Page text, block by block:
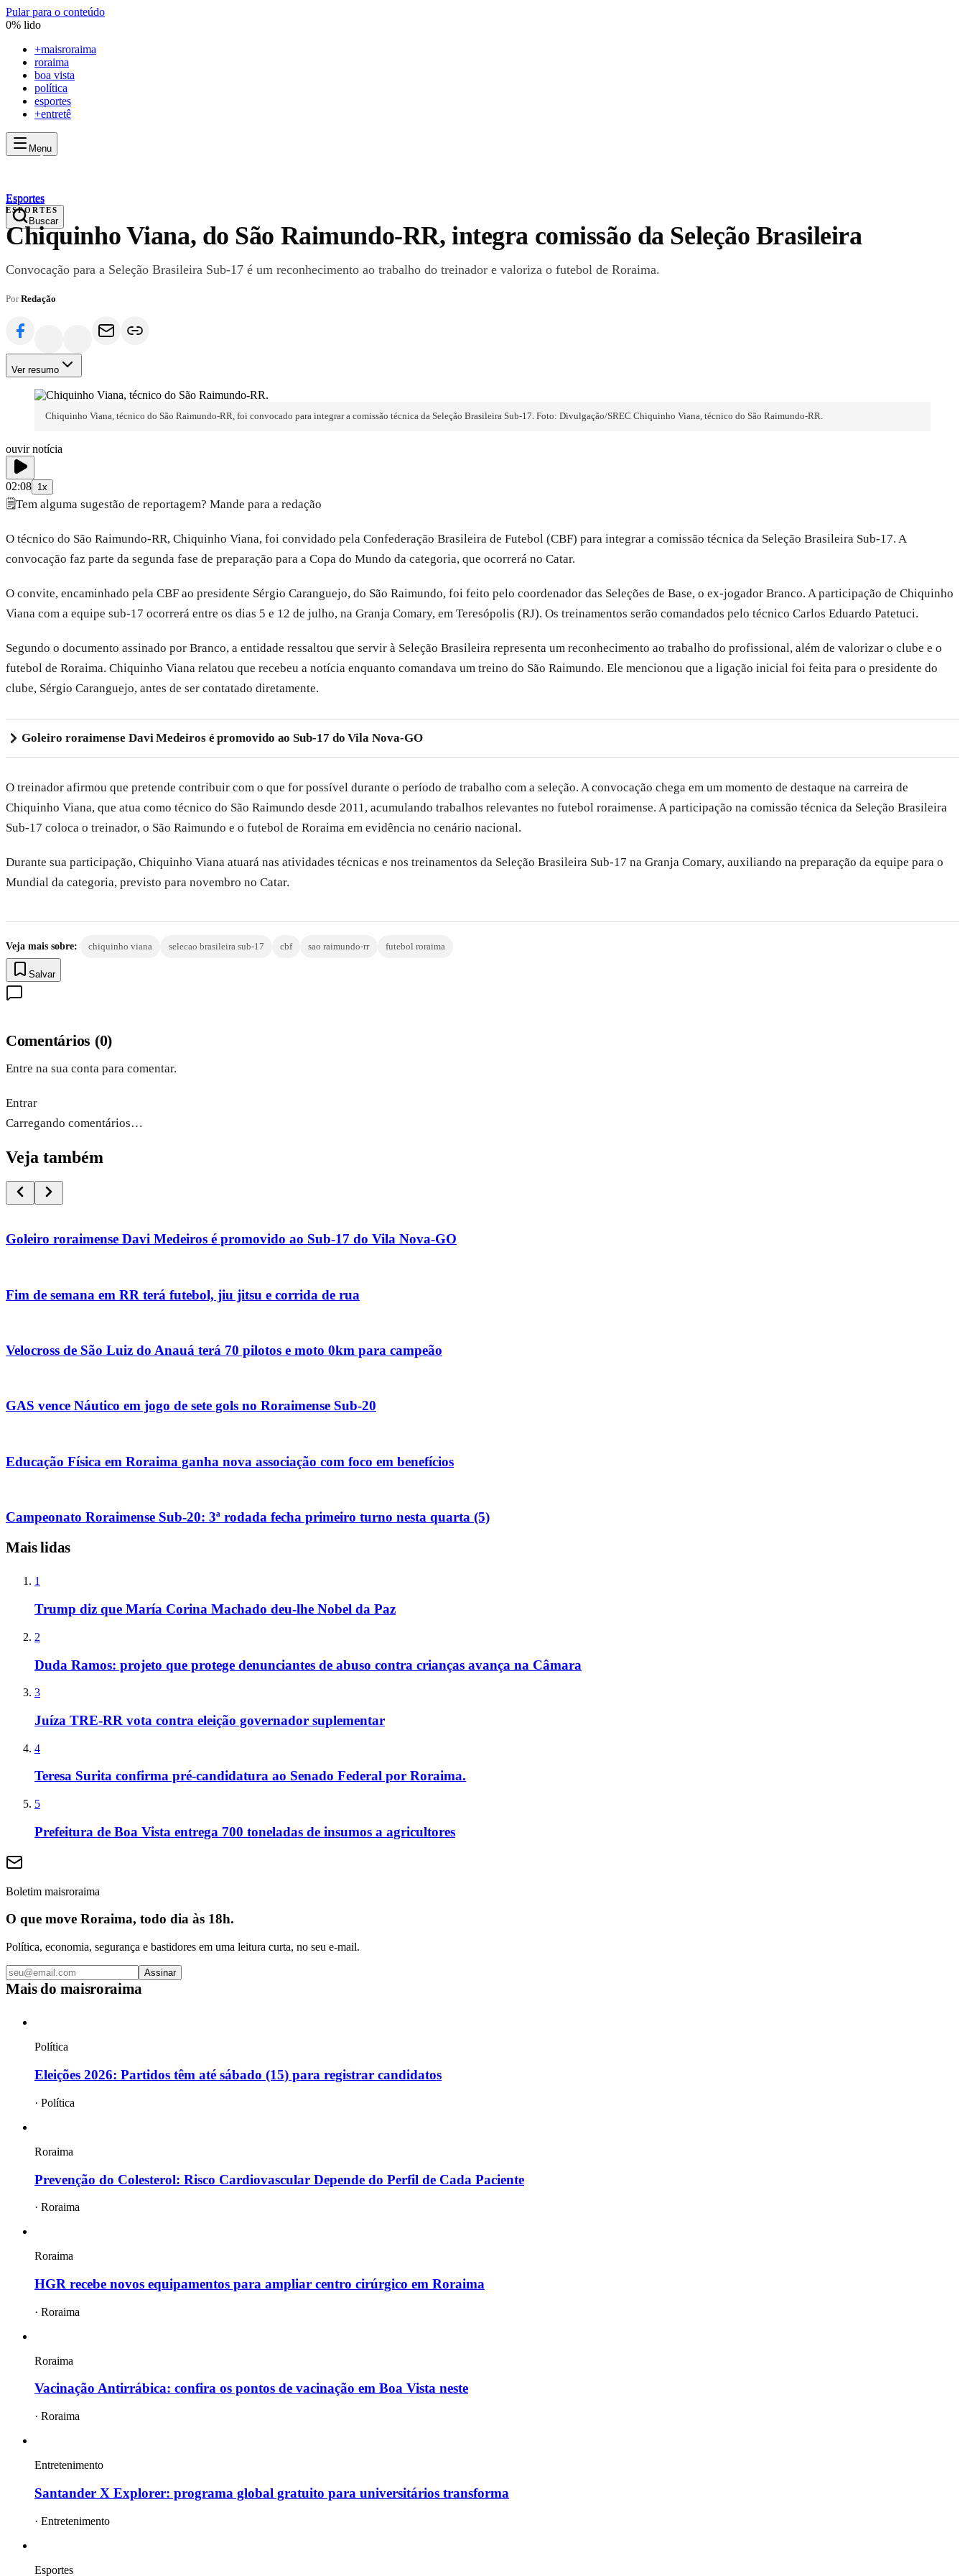
Pular para o conteúdo
0% lido
+maisroraima
roraima
boa vista
política
esportes
+entretê
Menu
maisroraima
Esportes
Buscar
Esportes
ESPORTES
Chiquinho Viana, do São Raimundo-RR, integra comissão da Seleção Brasileira
Convocação para a Seleção Brasileira Sub-17 é um reconhecimento ao trabalho do treinador e valoriza o futebol de Roraima.
PorRedação
Ver resumo
Chiquinho Viana, técnico do São Raimundo-RR, foi convocado para integrar a comissão técnica da Seleção Brasileira Sub-17. Foto: Divulgação/SREC Chiquinho Viana, técnico do São Raimundo-RR.
ouvir notícia
02:08 1x
🗒️Tem alguma sugestão de reportagem? Mande para a redação
O técnico do São Raimundo-RR, Chiquinho Viana, foi convidado pela Confederação Brasileira de Futebol (CBF) para integrar a comissão técnica da Seleção Brasileira Sub-17. A
convocação faz parte da segunda fase de preparação para a Copa do Mundo da categoria, que ocorrerá no Catar.
O convite, encaminhado pela CBF ao presidente Sérgio Caranguejo, do São Raimundo, foi feito pelo coordenador das Seleções de Base, o ex-jogador Branco. A participação de Chiquinho
Viana com a equipe sub-17 ocorrerá entre os dias 5 e 12 de julho, na Granja Comary, em Teresópolis (RJ). Os treinamentos serão comandados pelo técnico Carlos Eduardo Patetuci.
Segundo o documento assinado por Branco, a entidade ressaltou que servir à Seleção Brasileira representa um reconhecimento ao trabalho do profissional, além de valorizar o clube e o
futebol de Roraima. Chiquinho Viana relatou que recebeu a notícia enquanto comandava um treino do São Raimundo. Ele mencionou que a ligação inicial foi feita para o presidente do
clube, Sérgio Caranguejo, antes de ser contatado diretamente.
Goleiro roraimense Davi Medeiros é promovido ao Sub-17 do Vila Nova-GO
O treinador afirmou que pretende contribuir com o que for possível durante o período de trabalho com a seleção. A convocação chega em um momento de destaque na carreira de
Chiquinho Viana, que atua como técnico do São Raimundo desde 2011, acumulando trabalhos relevantes no futebol roraimense. A participação na comissão técnica da Seleção Brasileira
Sub-17 coloca o treinador, o São Raimundo e o futebol de Roraima em evidência no cenário nacional.
Durante sua participação, Chiquinho Viana atuará nas atividades técnicas e nos treinamentos da Seleção Brasileira Sub-17 na Granja Comary, auxiliando na preparação da equipe para o
Mundial da categoria, previsto para novembro no Catar.
Veja mais sobre: chiquinho viana selecao brasileira sub-17 cbf sao raimundo-rr futebol roraima
Salvar
Comentários (0)
Entre na sua conta para comentar.
Entrar
Carregando comentários…
Veja também
Goleiro roraimense Davi Medeiros é promovido ao Sub-17 do Vila Nova-GO
Fim de semana em RR terá futebol, jiu jitsu e corrida de rua
Velocross de São Luiz do Anauá terá 70 pilotos e moto 0km para campeão
GAS vence Náutico em jogo de sete gols no Roraimense Sub-20
Educação Física em Roraima ganha nova associação com foco em benefícios
Campeonato Roraimense Sub-20: 3ª rodada fecha primeiro turno nesta quarta (5)
Mais lidas
1
Trump diz que María Corina Machado deu-lhe Nobel da Paz
2
Duda Ramos: projeto que protege denunciantes de abuso contra crianças avança na Câmara
3
Juíza TRE-RR vota contra eleição governador suplementar
4
Teresa Surita confirma pré-candidatura ao Senado Federal por Roraima.
5
Prefeitura de Boa Vista entrega 700 toneladas de insumos a agricultores
Boletim maisroraima
O que move Roraima, todo dia às 18h.
Política, economia, segurança e bastidores em uma leitura curta, no seu e-mail.
Assinar
Mais do maisroraima
Política
Eleições 2026: Partidos têm até sábado (15) para registrar candidatos
· Política
Roraima
Prevenção do Colesterol: Risco Cardiovascular Depende do Perfil de Cada Paciente
· Roraima
Roraima
HGR recebe novos equipamentos para ampliar centro cirúrgico em Roraima
· Roraima
Roraima
Vacinação Antirrábica: confira os pontos de vacinação em Boa Vista neste
· Roraima
Entretenimento
Santander X Explorer: programa global gratuito para universitários transforma
· Entretenimento
Esportes